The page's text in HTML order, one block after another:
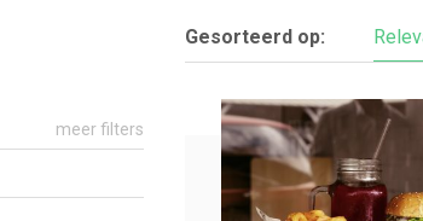
meer filters
Gesorteerd op: